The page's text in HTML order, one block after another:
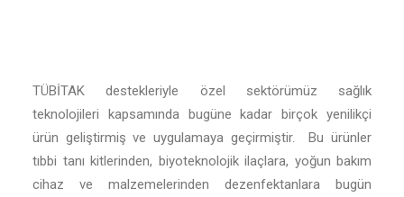
TÜBİTAK destekleriyle özel sektörümüz sağlık
teknolojileri kapsamında bugüne kadar birçok yenilikçi
ürün geliştirmiş ve uygulamaya geçirmiştir. Bu ürünler
tıbbi tanı kitlerinden, biyoteknolojik ilaçlara, yoğun bakım
cihaz ve malzemelerinden dezenfektanlara bugün